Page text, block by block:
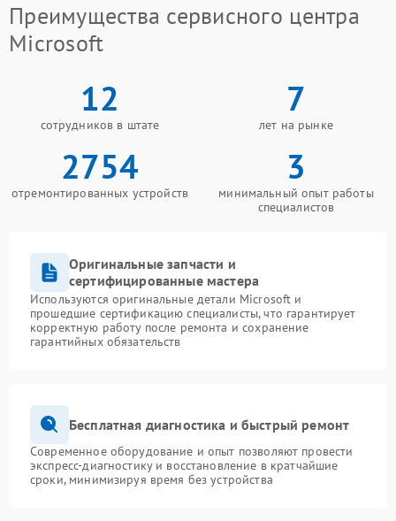
Преимущества сервисного центра
Microsoft
12
сотрудников в штате
7
лет на рынке
2754
отремонтированных устройств
3
минимальный опыт работы
специалистов
Оригинальные запчасти и
сертифицированные мастера
Используются оригинальные детали Microsoft и
прошедшие сертификацию специалисты, что гарантирует
корректную работу после ремонта и сохранение
гарантийных обязательств
Бесплатная диагностика и быстрый ремонт
Современное оборудование и опыт позволяют провести
экспресс-диагностику и восстановление в кратчайшие
сроки, минимизируя время без устройства